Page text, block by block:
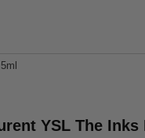
YSL The